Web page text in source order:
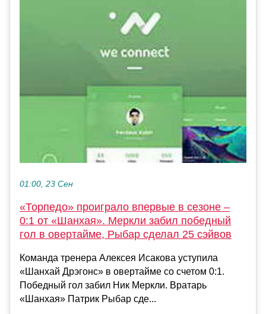
01:00, 23 Сен
«Торпедо» проиграло впервые в сезоне –
0:1 от «Шанхая». Меркли забил победный
гол в овертайме, Рыбар сделал 25 сэйвов
Команда тренера Алексея Исакова уступила
«Шанхай Дрэгонс» в овертайме со счетом 0:1.
Победный гол забил Ник Меркли. Вратарь
«Шанхая» Патрик Рыбар сде...